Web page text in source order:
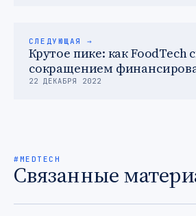
СЛЕДУЮЩАЯ →
Крутое пике: как FoodTech
сокращением
22 ДЕКАБРЯ 2022
#MEDTECH
Связанные